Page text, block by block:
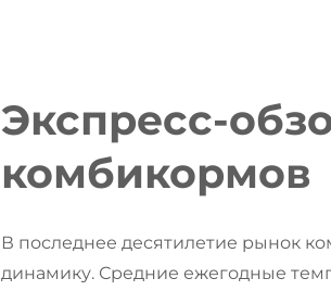
Экспресс-
комбикормов
В последнее десятилетие рынок
динамику. Средние ежегодные